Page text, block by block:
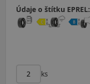
Údaje o štítku EPREL:
ks